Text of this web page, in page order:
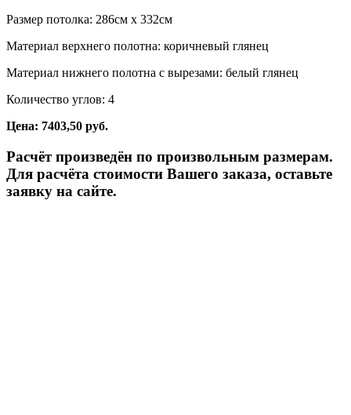
Размер потолка: 286см x 332см
Материал верхнего полотна: коричневый глянец
Материал нижнего полотна с вырезами: белый глянец
Количество углов: 4
Цена: 7403,50 руб.
Расчёт произведён по произвольным размерам.
Для расчёта стоимости Вашего заказа, оставьте
заявку на сайте.